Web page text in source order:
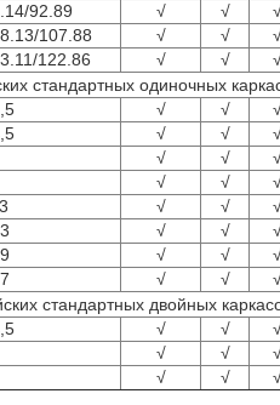
92.89 √ √
107.88 √ √
122.86 √ √
стандартных одиночных
√ √
√ √
√ √
√ √
√ √
√ √
√ √
√ √
стандартных двойных
√ √
√ √
√ √